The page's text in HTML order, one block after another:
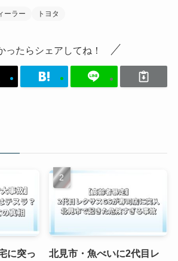
ーラー トヨタ
ったらシェアしてね！
に突っ
北見市・魚べいに2代目レ